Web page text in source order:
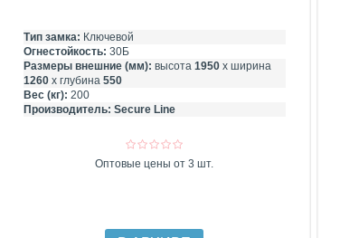
Тип замка: Ключевой
Огнестойкость: 30Б
Размеры внешние (мм): высота 1950х ширина
1260х глубина 550
Вес (кг): 200
Производитель: Secure Line
Оптовые цены от 3 шт.